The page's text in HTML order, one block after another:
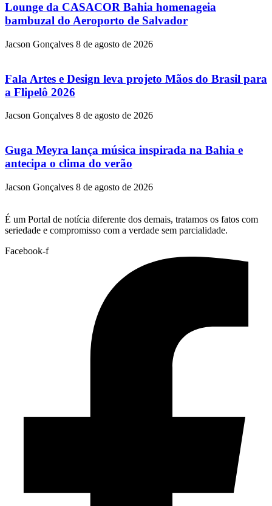
Lounge da CASACOR Bahia homenageia
bambuzal do Aeroporto de Salvador
Jacson Gonçalves 8 de agosto de 2026
Fala Artes e Design leva projeto Mãos do Brasil para
a Flipelô 2026
Jacson Gonçalves 8 de agosto de 2026
Guga Meyra lança música inspirada na Bahia e
antecipa o clima do verão
Jacson Gonçalves 8 de agosto de 2026
É um Portal de notícia diferente dos demais, tratamos os fatos com
seriedade e compromisso com a verdade sem parcialidade.
Facebook-f